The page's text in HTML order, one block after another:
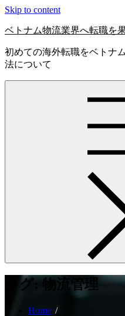
Skip to content
ベトナム物流業界へ転職を
初めての海外転職をベトナ
法について
タグ: 物流管理
Home